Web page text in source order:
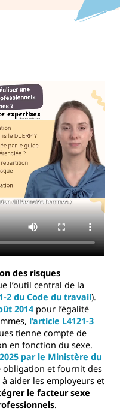
des risques
l’outil central de la
2 du Code du travail).
2014pour l’égalité
l’article L4121-3
tienne compte de
en fonction du sexe.
par le Ministère du
et fournit des
aider les employeurs et
le facteur sexe
.